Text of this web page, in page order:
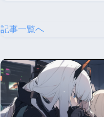
記事一覧へ